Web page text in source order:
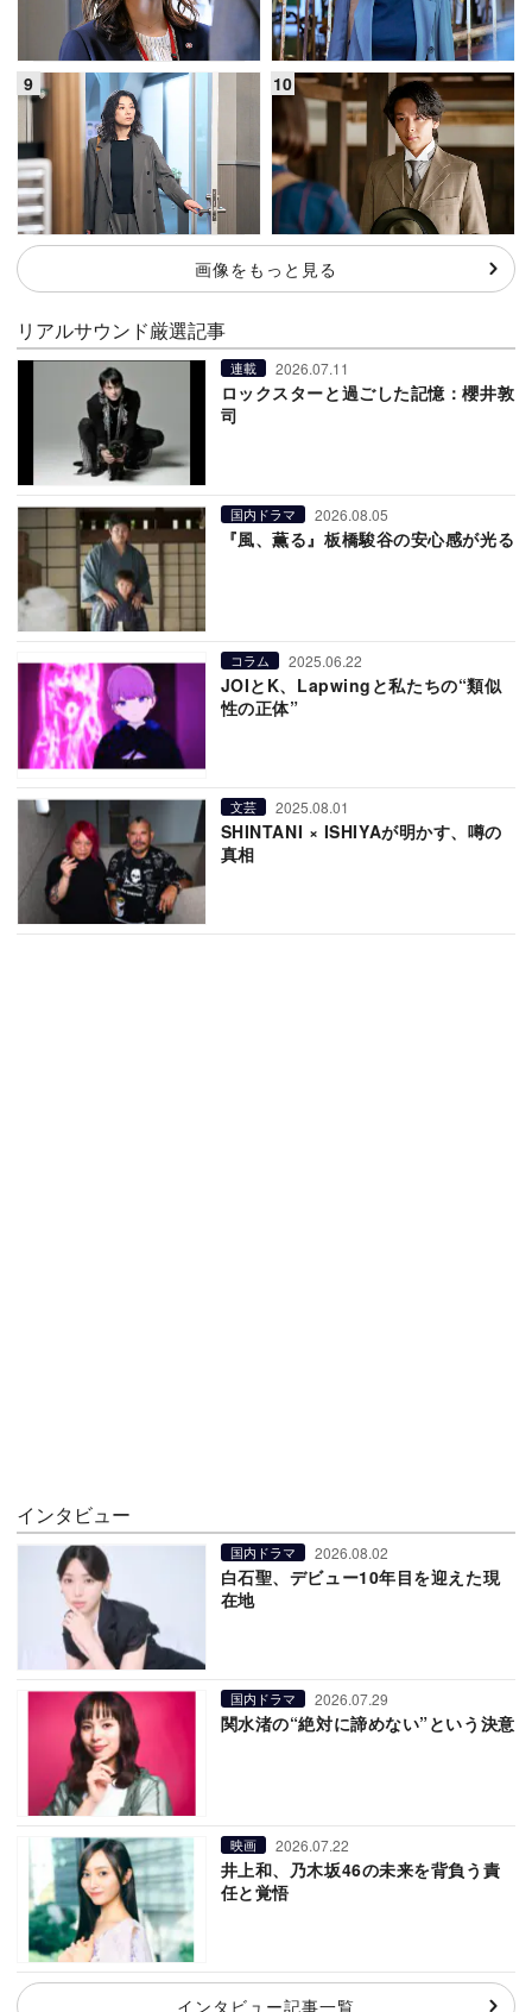
画像をもっと見る
リアルサウンド厳選記事
連載 2026.07.11
ロックスターと過ごした記憶：櫻井敦
司
国内ドラマ 2026.08.05
『風、薫る』板橋駿谷の安心感が光る
コラム 2025.06.22
JOIとK、Lapwingと私たちの“類似
性の正体”
文芸 2025.08.01
SHINTANI × ISHIYAが明かす、噂の
真相
インタビュー
国内ドラマ 2026.08.02
白石聖、デビュー10年目を迎えた現
在地
国内ドラマ 2026.07.29
関水渚の“絶対に諦めない”という決意
映画 2026.07.22
井上和、乃木坂46の未来を背負う責
任と覚悟
インタビュー記事一覧